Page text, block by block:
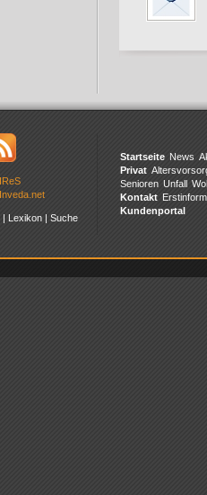
IReS
Inveda.net
Lexikon Suche
Startseite News
Privat
Senioren Unfall
Kontakt
Kundenportal